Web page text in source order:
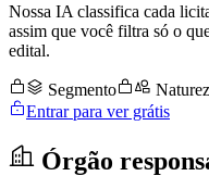
Nossa IA classifica cada
assim que você filtra só o
edital.
Segmento
Entrar para ver grátis
Órgão